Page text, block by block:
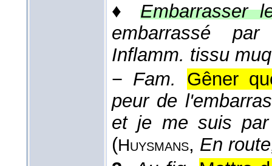
♦Embarrasser
embarrassé
Inflamm. tissu
− Fam.
Gêner
peur de
et je me suis par
(Huysmans, En